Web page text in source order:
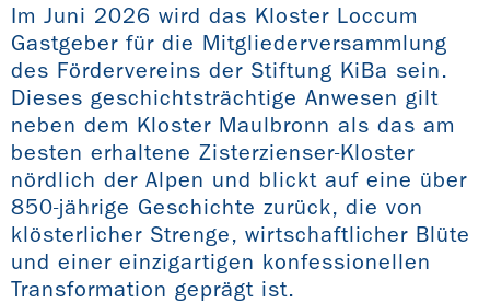
Im Juni 2026 wird das Kloster Loccum
Gastgeber für die Mitgliederversammlung
des Fördervereins der Stiftung KiBa sein.
Dieses geschichtsträchtige Anwesen gilt
neben dem Kloster Maulbronn als das am
besten erhaltene Zisterzienser-Kloster
nördlich der Alpen und blickt auf eine über
850-jährige Geschichte zurück, die von
klösterlicher Strenge, wirtschaftlicher Blüte
und einer einzigartigen konfessionellen
Transformation geprägt ist.